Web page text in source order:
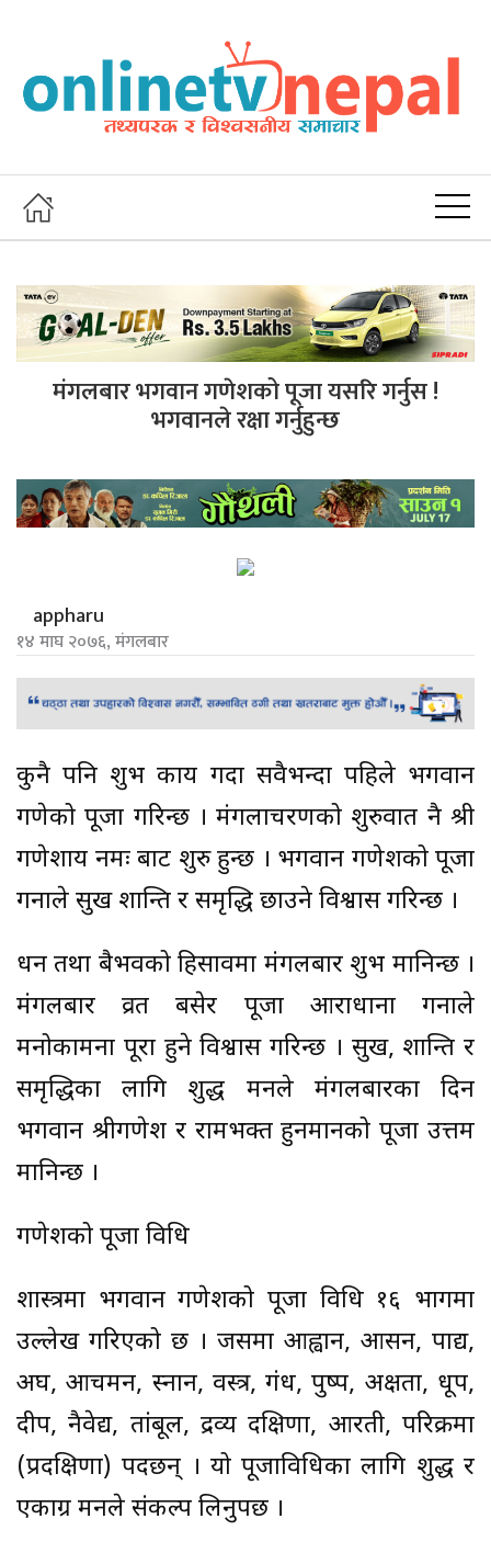
मंगलबार भगवान गणेशको पूजा यसरि गर्नुस !
भगवानले रक्षा गर्नुहुन्छ
appharu
१४ माघ २०७६, मंगलबार
कुनै पनि शुभ कार्य गर्दा सवैभन्दा पहिले भगवान
गणेको पूजा गरिन्छ । मंगलाचरणको शुरुवात नै श्री
गणेशाय नमः बाट शुरु हुन्छ । भगवान गणेशको पूजा
गर्नाले सुख शान्ति र समृद्धि छाउने विश्वास गरिन्छ ।
धन तथा बैभवको हिसावमा मंगलबार शुभ मानिन्छ ।
मंगलबार व्रत बसेर पूजा आराधाना गर्नाले
मनोकामना पूरा हुने विश्वास गरिन्छ । सुख, शान्ति र
समृद्धिका लागि शुद्ध मनले मंगलबारका दिन
भगवान श्रीगणेश र रामभक्त हुनमानको पूजा उत्तम
मानिन्छ ।
गणेशको पूजा विधि
शास्त्रमा भगवान गणेशको पूजा विधि १६ भागमा
उल्लेख गरिएको छ । जसमा आह्वान, आसन, पाद्य,
अर्घ, आचमन, स्नान, वस्त्र, गंध, पुष्प, अक्षता, धूप,
दीप, नैवेद्य, तांबूल, द्रव्य दक्षिणा, आरती, परिक्रमा
(प्रदक्षिणा) पर्दछन् । यो पूजाविधिका लागि शुद्ध र
एकाग्र मनले संकल्प लिनुपर्छ ।